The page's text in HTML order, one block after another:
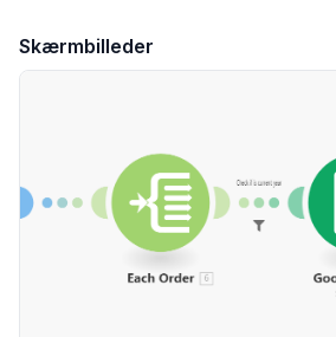
Skærmbilleder